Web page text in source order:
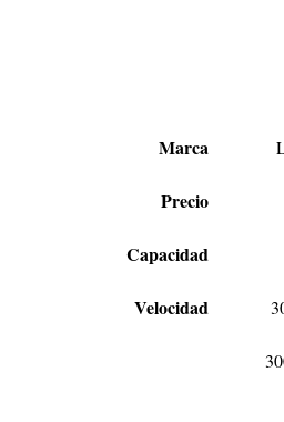
Marca
Precio
Capacidad
Velocidad